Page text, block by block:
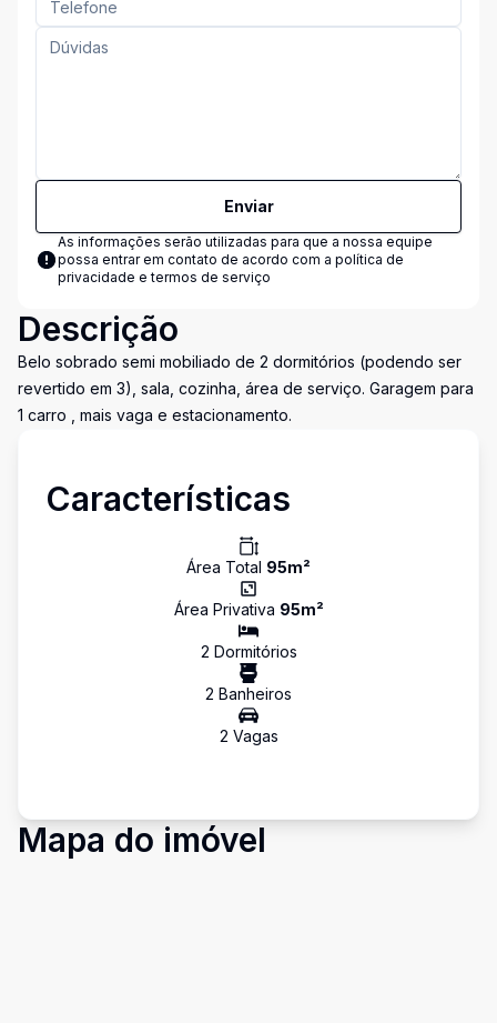
Enviar
As informações serão utilizadas para que a nossa equipe
possa entrar em contato de acordo com a política de
privacidade e termos de serviço
Descrição
Belo sobrado semi mobiliado de 2 dormitórios (podendo ser
revertido em 3), sala, cozinha, área de serviço. Garagem para
1 carro , mais vaga e estacionamento.
Características
Área Total 95m²
Área Privativa 95m²
2 Dormitórios
2 Banheiros
2 Vagas
Mapa do imóvel